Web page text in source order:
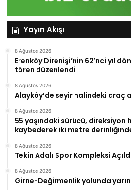
Yayın Akışı
8 Ağustos 2026
Erenköy Direnişi’nin 62’nci yıl
tören düzenlendi
8 Ağustos 2026
Alayköy’de seyir halindeki araç
8 Ağustos 2026
55 yaşındaki sürücü, direksiyon
kaybederek iki metre
8 Ağustos 2026
Tekin Adalı Spor Kompleksi Açıldı
8 Ağustos 2026
Girne-Değirmenlik yolunda